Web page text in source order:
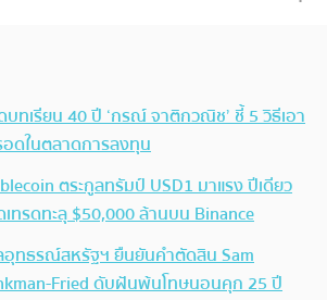
ทเรียน 40 ปี ‘กรณ์ จาติกวณิช’ ชี้ 5 วิธีเอา
ดในตลาดการลงทุน
ตระกูลทรัมป์ USD1 มาแรง ปีเดียว
ทรดทะลุ $50,000 ล้านบน Binance
ทธรณ์สหรัฐฯ ยืนยันคำตัดสิน Sam
Fried ดับฝันพ้นโทษนอนคุก 25 ปี